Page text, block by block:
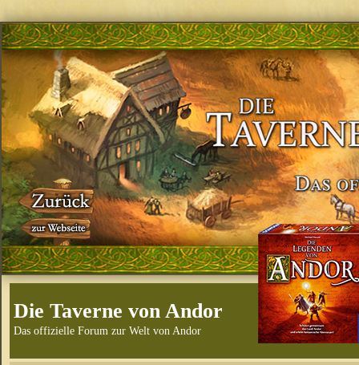
Die Taverne von Andor
Das offizielle Forum zur Welt von Andor